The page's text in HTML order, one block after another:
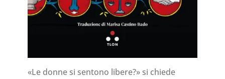
«Le donne si sentono libere?» si chiede